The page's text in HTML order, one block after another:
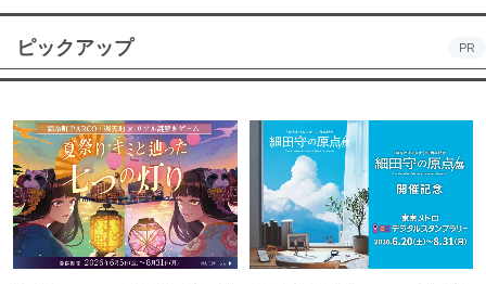
ピックアップ PR